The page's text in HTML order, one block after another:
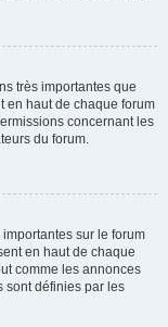
très importantes que
en haut de chaque forum
concernant les
du forum.
sur le forum
en haut de chaque
comme les annonces
sont définies par les